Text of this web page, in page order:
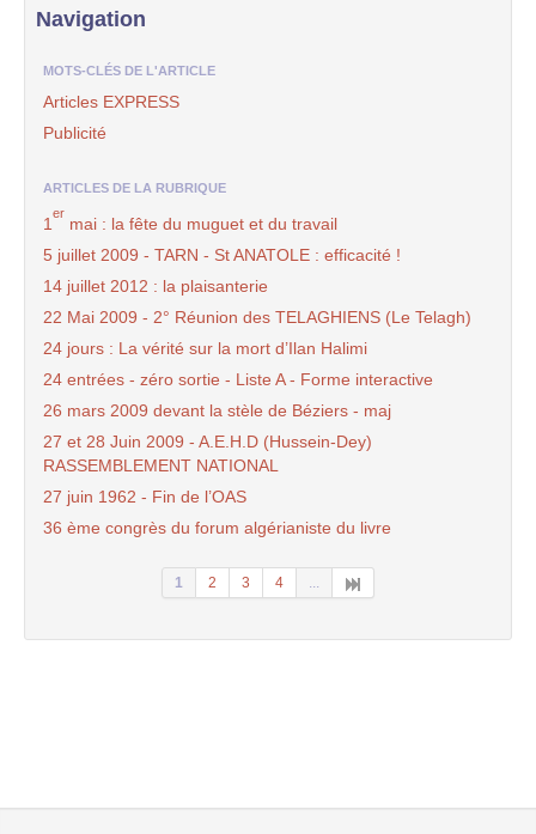
Navigation
MOTS-CLÉS DE L'ARTICLE
Articles EXPRESS
Publicité
ARTICLES DE LA RUBRIQUE
1
er
mai : la fête du muguet et du travail
5 juillet 2009 - TARN - St ANATOLE : efficacité !
14 juillet 2012 : la plaisanterie
22 Mai 2009 - 2° Réunion des TELAGHIENS (Le Telagh)
24 jours : La vérité sur la mort d’Ilan Halimi
24 entrées - zéro sortie - Liste A - Forme interactive
26 mars 2009 devant la stèle de Béziers - maj
27 et 28 Juin 2009 - A.E.H.D (Hussein-Dey)
RASSEMBLEMENT NATIONAL
27 juin 1962 - Fin de l’OAS
36 ème congrès du forum algérianiste du livre
1 2 3 4